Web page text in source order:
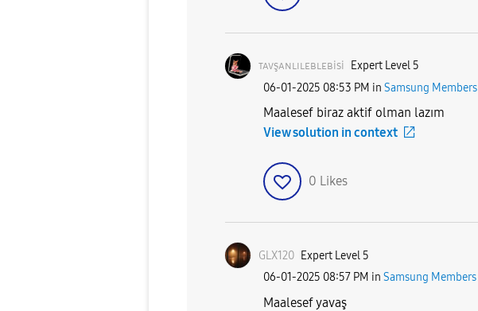
ᴛᴀᴠşᴀɴʟɪʟᴇʙʟᴇʙisi Expert Level 5
‎06-01-2025 08:53 PM in Samsung Members
Maalesef biraz aktif olman lazım
View solution in context
0 Likes
GLX120 Expert Level 5
‎06-01-2025 08:57 PM in Samsung Members
Maalesef yavaş